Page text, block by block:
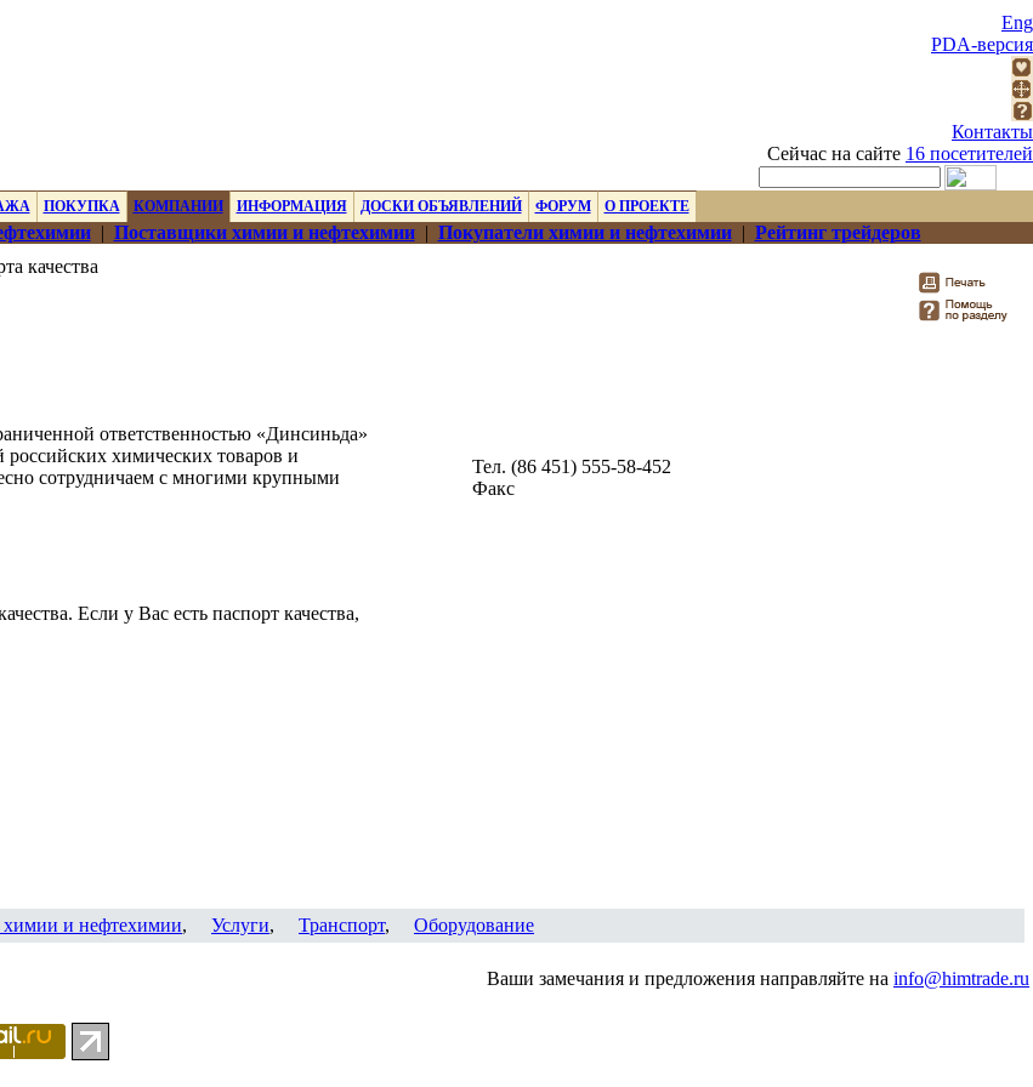
Eng
PDA-версия
Контакты
Сейчас на сайте 16 посетителей
ПОКУПКА КОМПАНИИ ИНФОРМАЦИЯ ДОСКИ ОБЪЯВЛЕНИЙ ФОРУМ О ПРОЕКТЕ
| Поставщики химии и нефтехимии| Покупатели химии и нефтехимии| Рейтинг трейдеров
качества
ответственностью «Динсиньда»
российских химических товаров и
сотрудничаем с многими крупными
Тел. (86 451) 555-58-452
Факс
Если у Вас есть паспорт качества,
и нефтехимии, Услуги, Транспорт, Оборудование
Ваши замечания и предложения направляйте на info@himtrade.ru